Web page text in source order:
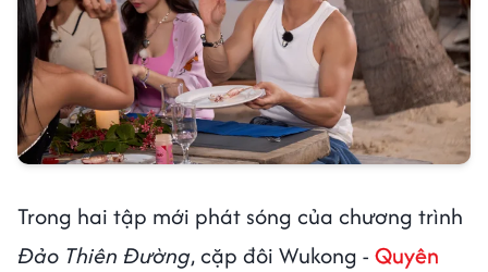
Trong hai tập mới phát sóng của chương trình
Đảo Thiên Đường, cặp đôi Wukong - Quyên